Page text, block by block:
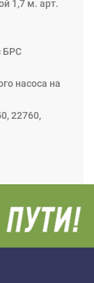
1,7 м. арт.
БРС
насоса на
22760,